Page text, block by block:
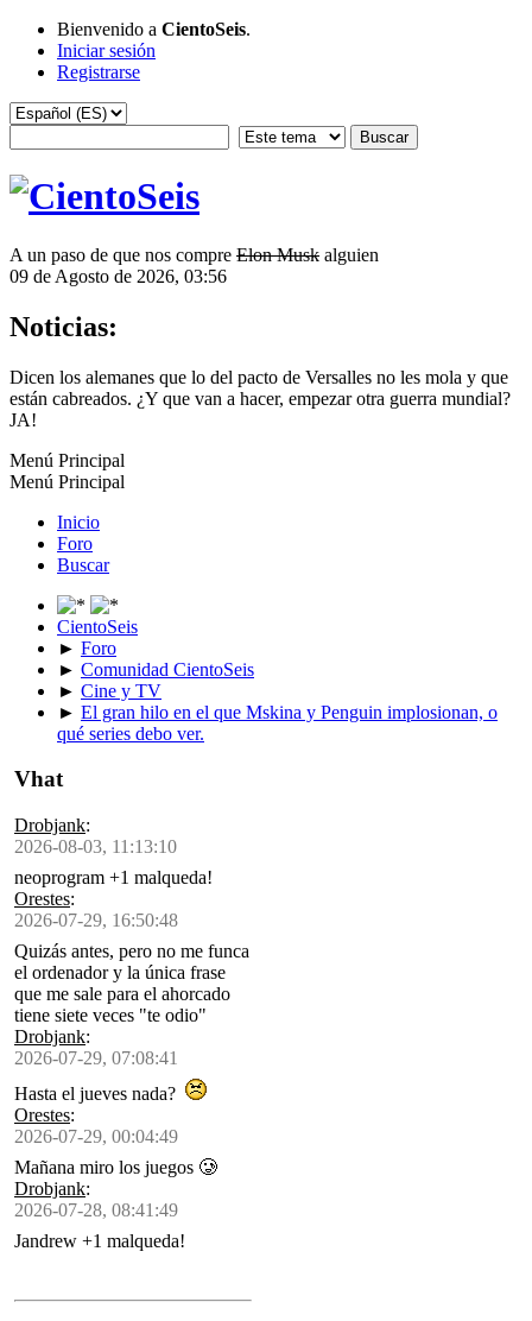
Bienvenido a CientoSeis.
Iniciar sesión
Registrarse
A un paso de que nos compre Elon Musk alguien
09 de Agosto de 2026, 03:56
Noticias:
Dicen los alemanes que lo del pacto de Versalles no les mola y que
están cabreados. ¿Y que van a hacer, empezar otra guerra mundial?
JA!
Menú Principal
Menú Principal
Inicio
Foro
Buscar
CientoSeis
► Foro
► Comunidad CientoSeis
► Cine y TV
► El gran hilo en el que Mskina y Penguin implosionan, o
qué series debo ver.
Vhat
Drobjank:
2026-08-03, 11:13:10
neoprogram +1 malqueda!
Orestes:
2026-07-29, 16:50:48
Quizás antes, pero no me funca
el ordenador y la única frase
que me sale para el ahorcado
tiene siete veces "te odio"
Drobjank:
2026-07-29, 07:08:41
Hasta el jueves nada?
Orestes:
2026-07-29, 00:04:49
Mañana miro los juegos 🥲
Drobjank:
2026-07-28, 08:41:49
Jandrew +1 malqueda!